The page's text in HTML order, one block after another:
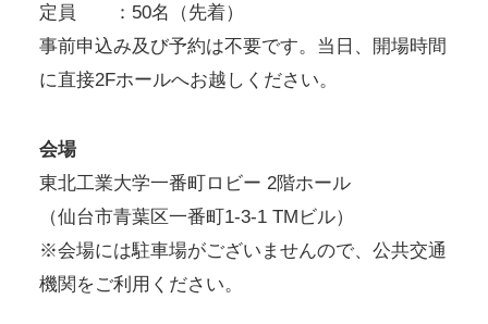
定員 ：50名（先着）
事前申込み及び予約は不要です。当日、開場時間
に直接2Fホールへお越しください。
会場
東北工業大学一番町ロビー 2階ホール
（仙台市青葉区一番町1-3-1 TMビル）
※会場には駐車場がございませんので、公共交通
機関をご利用ください。